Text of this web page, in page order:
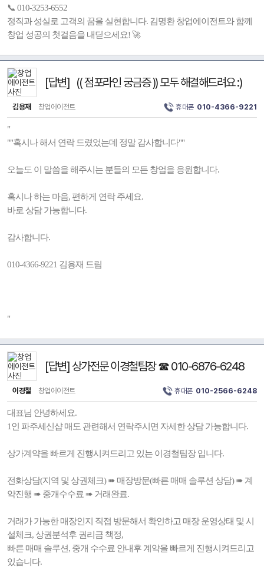
📞 010-3253-6552
정직과 성실로 고객의 꿈을 실현합니다. 김명환 창업에이전트와 함께
창업 성공의 첫걸음을 내딛으세요! 🚀
[답변] (( 점포라인 궁금증 )) 모두 해결해드려요 :)
김용재 창업에이전트 휴대폰 010-4366-9221
"
""혹시나 해서 연락 드렸었는데 정말 감사합니다""
오늘도 이 말씀을 해주시는 분들의 모든 창업을 응원합니다.
혹시나 하는 마음, 편하게 연락 주세요.
바로 상담 가능합니다.
감사합니다.
010-4366-9221 김용재 드림
"
[답변] 상가전문 이경철팀장 ☎ 010-6876-6248
이경철 창업에이전트 휴대폰 010-2566-6248
대표님 안녕하세요.
1인 파주세신샵 매도 관련해서 연락주시면 자세한 상담 가능합니다.
상가계약을 빠르게 진행시켜드리고 있는 이경철팀장 입니다.
전화상담(지역 및 상권체크) ➠ 매장방문(빠른 매매 솔루션 상담) ➠ 계
약진행 ➠ 중개수수료 ➠ 거래완료.
거래가 가능한 매장인지 직접 방문해서 확인하고 매장 운영상태 및 시
설체크, 상권분석후 권리금 책정,
빠른 매매 솔루션, 중개 수수료 안내후 계약을 빠르게 진행시켜드리고
있습니다.